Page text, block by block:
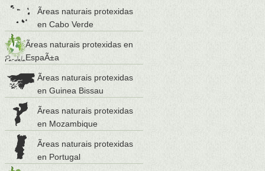
Ãreas naturais protexidas
en Cabo Verde
Ãreas naturais protexidas en
EspaÃ±a
Ãreas naturais protexidas
en Guinea Bissau
Ãreas naturais protexidas
en Mozambique
Ãreas naturais protexidas
en Portugal